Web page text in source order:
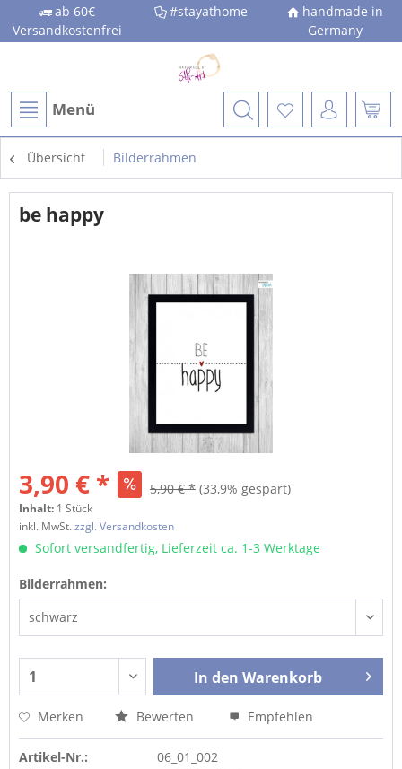
ab 60€
Versandkostenfrei
#stayathome
handmade in
Germany
Menü
Übersicht Bilderrahmen
be happy
3,90 € * 5,90 € * (33,9% gespart)
Inhalt: 1 Stück
inkl. MwSt.zzgl. Versandkosten
Sofort versandfertig, Lieferzeit ca. 1-3 Werktage
Bilderrahmen:
In den Warenkorb
Merken Bewerten Empfehlen
Artikel-Nr.:
06_01_002